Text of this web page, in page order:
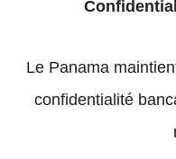
Le Panama
confidentialité